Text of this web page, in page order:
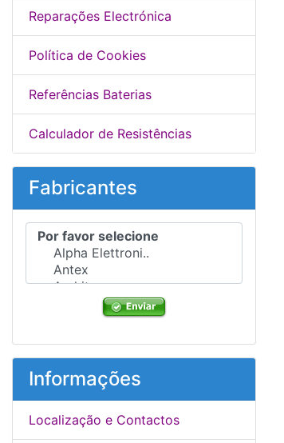
Reparações Electrónica
Política de Cookies
Referências Baterias
Calculador de Resistências
Fabricantes
Por favor selecione ...
Informações
Localização e Contactos